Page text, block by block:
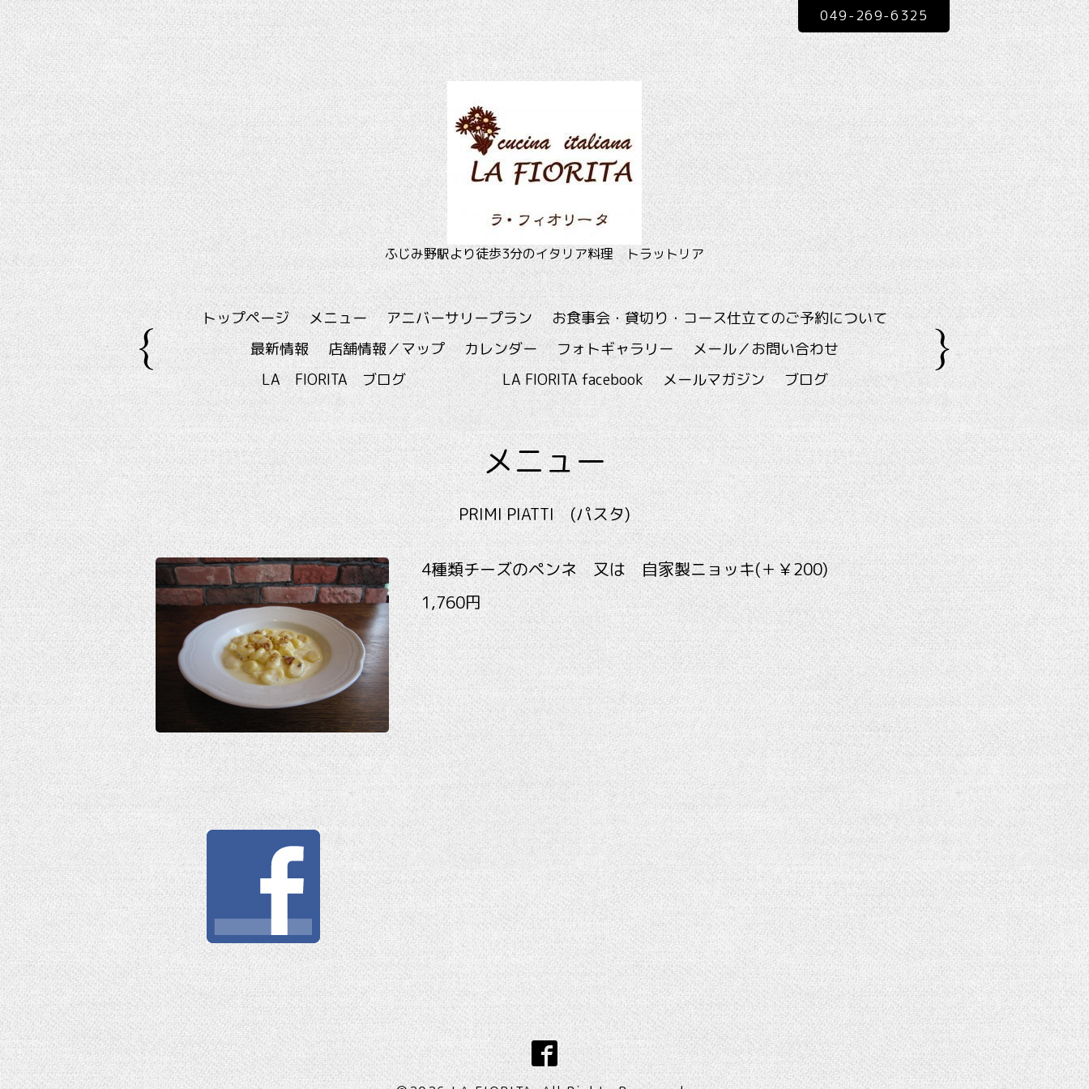
ふじみ野駅より徒歩3分のイタリア料理 トラットリア
049-269-6325
トップページ メニュー アニバーサリープラン
お食事会・貸切り・コース仕立てのご予約について
最新情報
店舗情報／マップ カレンダー フォトギャラリー
メール／お問い合わせ
LA FIORITA ブログ
LA FIORITA facebook メールマガジン ブログ
メニュー
PRIMI PIATTI (パスタ)
4種類チーズのペンネ 又は 自家製ニョッキ(＋￥200)
1,760円